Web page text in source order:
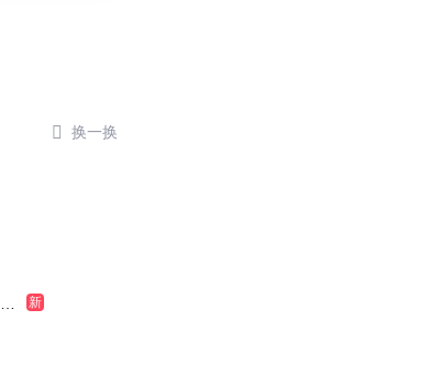
 换一换
新